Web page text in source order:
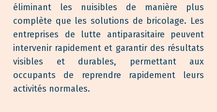
éliminant les nuisibles de manière plus
complète que les solutions de bricolage. Les
entreprises de lutte antiparasitaire peuvent
intervenir rapidement et garantir des résultats
visibles et durables, permettant aux
occupants de reprendre rapidement leurs
activités normales.